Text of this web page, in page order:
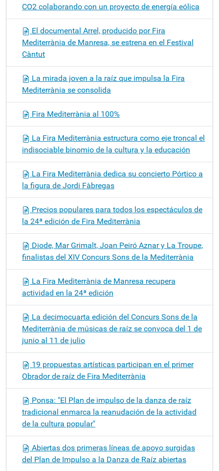
CO2 colaborando con un proyecto de energía eólica
El documental Arrel, producido por Fira
Mediterrània de Manresa, se estrena en el Festival
Càntut
La mirada joven a la raíz que impulsa la Fira
Mediterrània se consolida
Fira Mediterrània al 100%
La Fira Mediterrània estructura como eje troncal el
indisociable binomio de la cultura y la educación
La Fira Mediterrània dedica su concierto Pórtico a
la figura de Jordi Fàbregas
Precios populares para todos los espectáculos de
la 24ª edición de Fira Mediterrània
Diode, Mar Grimalt, Joan Peiró Aznar y La Troupe,
finalistas del XIV Concurs Sons de la Mediterrània
La Fira Mediterrània de Manresa recupera
actividad en la 24ª edición
La decimocuarta edición del Concurs Sons de la
Mediterrània de músicas de raíz se convoca del 1 de
junio al 11 de julio
19 propuestas artísticas participan en el primer
Obrador de raíz de Fira Mediterrània
Ponsa: "El Plan de impulso de la danza de raíz
tradicional enmarca la reanudación de la actividad
de la cultura popular"
Abiertas dos primeras líneas de apoyo surgidas
del Plan de Impulso a la Danza de Raíz abiertas